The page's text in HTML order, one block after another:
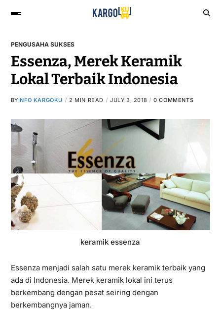
PENGUSAHA SUKSES
Essenza, Merek Keramik
Lokal Terbaik Indonesia
BYINFO KARGOKU 2 MIN READ JULY 3, 2018 0 COMMENTS
keramik essenza
Essenza menjadi salah satu merek keramik terbaik yang
ada di Indonesia. Merek keramik lokal ini terus
berkembang dengan pesat seiring dengan
berkembangnya jaman.